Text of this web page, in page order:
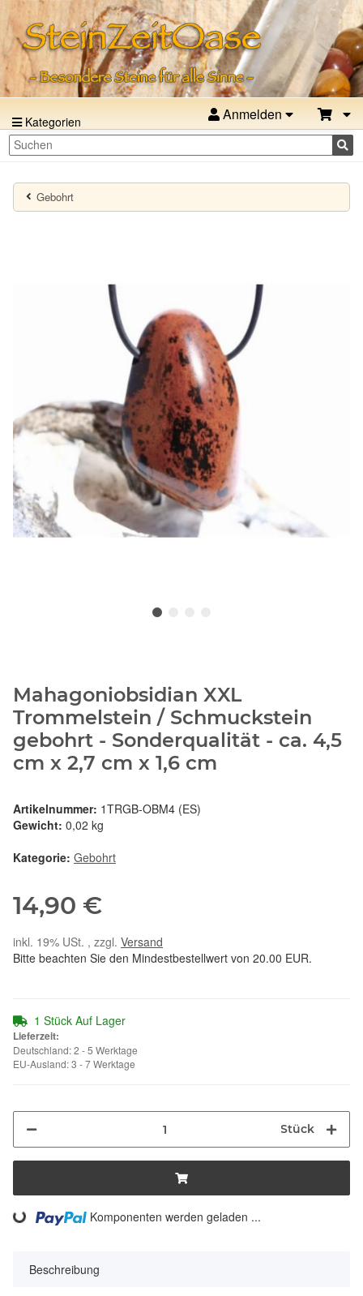
Kategorien Anmelden
Gebohrt
Mahagoniobsidian XXL
Trommelstein / Schmuckstein
gebohrt - Sonderqualität - ca. 4,5
cm x 2,7 cm x 1,6 cm
Artikelnummer: 1TRGB-OBM4 (ES)
Gewicht: 0,02 kg
Kategorie: Gebohrt
14,90 €
inkl. 19% USt. , zzgl. Versand
Bitte beachten Sie den Mindestbestellwert von 20.00 EUR.
1 Stück Auf Lager
Lieferzeit:
Deutschland: 2 - 5 Werktage
EU-Ausland: 3 - 7 Werktage
Stück
Komponenten werden geladen ...
Beschreibung